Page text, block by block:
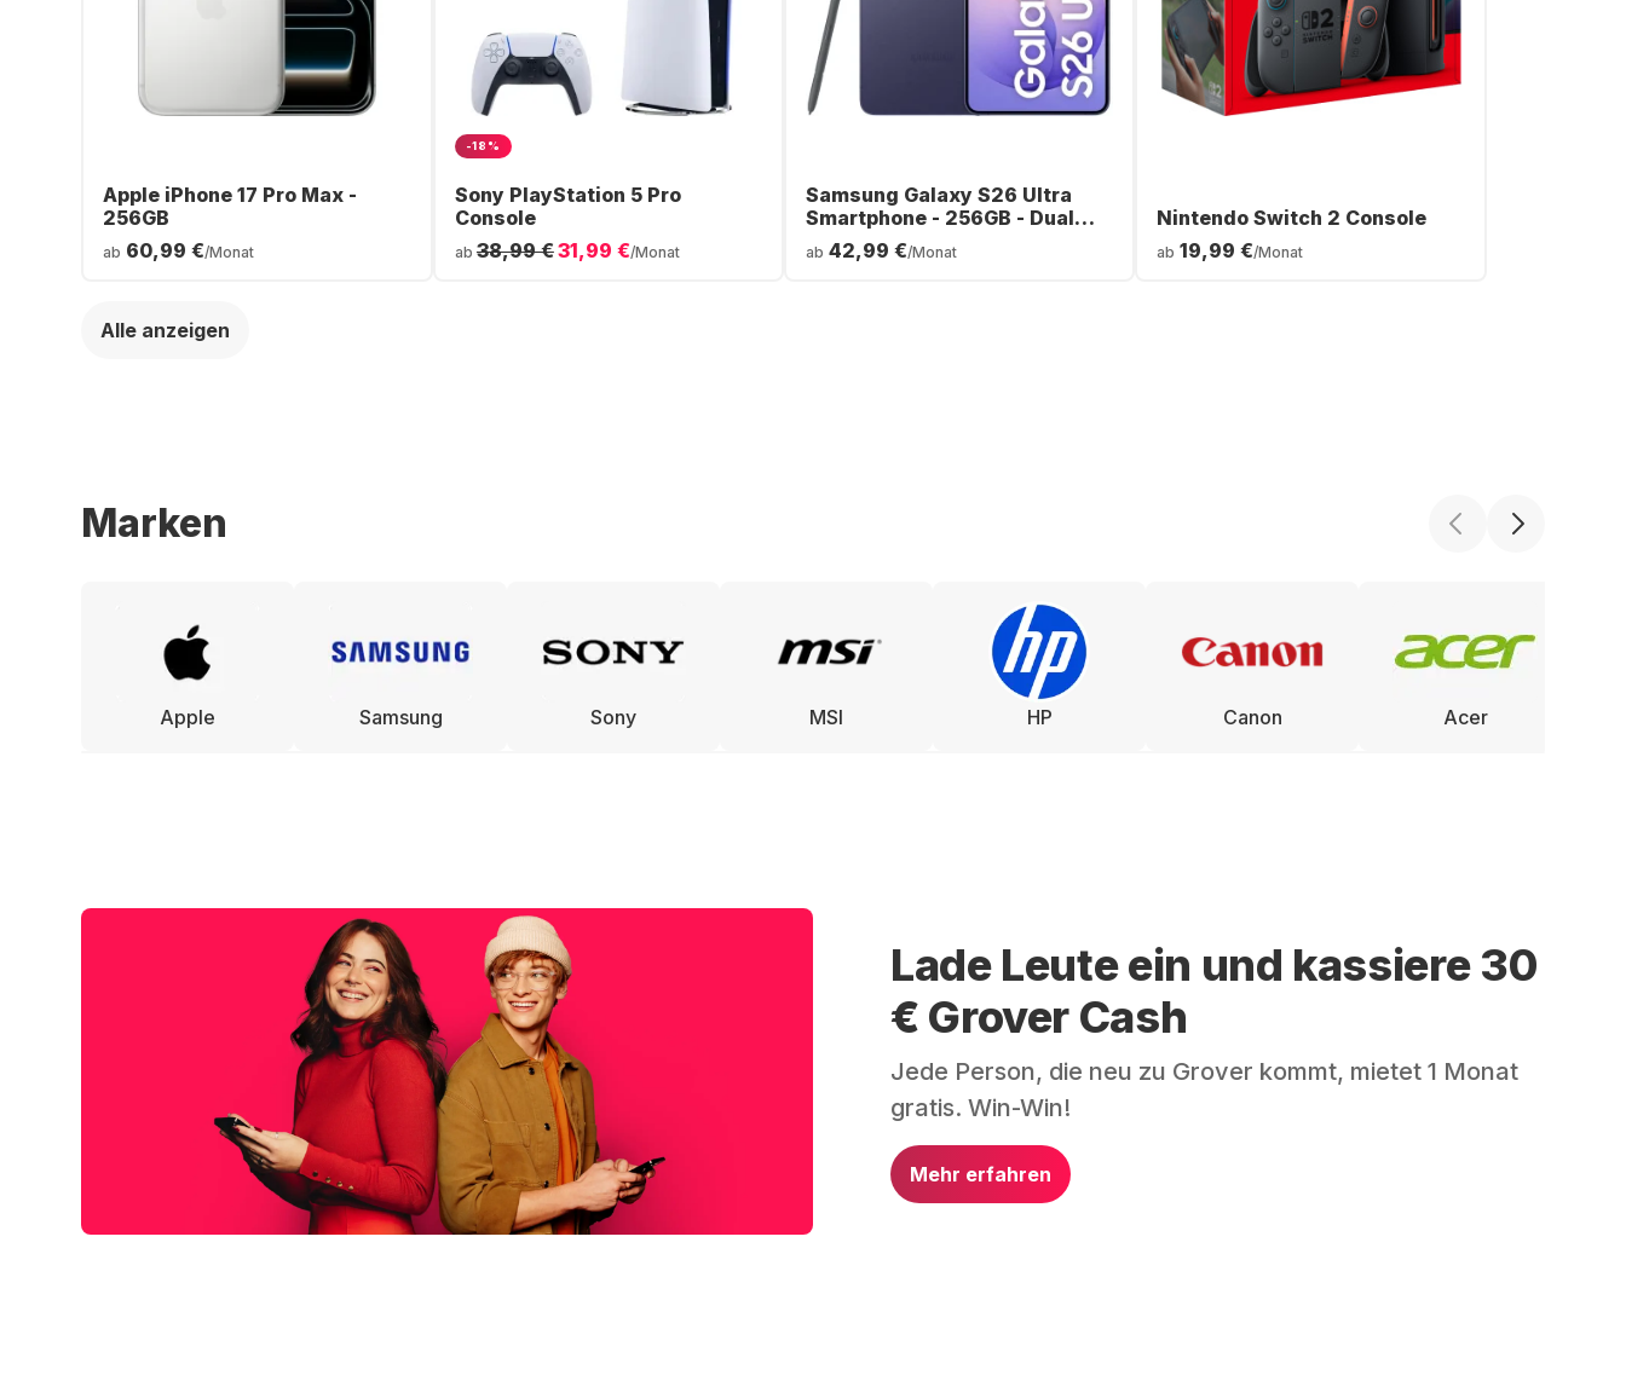
Apple iPhone 17 Pro Max -
256GB
ab 60,99 €/Monat
-18%
Sony PlayStation 5 Pro
Console
ab 38,99 €31,99 €/Monat
Samsung Galaxy S26 Ultra
Smartphone - 256GB - Dual
SIM
ab 42,99 €/Monat
Nintendo Switch 2 Console
ab 19,99 €/Monat
Alle anzeigen
Marken
Apple Samsung Sony MSI HP Canon Acer
Lade Leute ein und kassiere 30
€ Grover Cash
Jede Person, die neu zu Grover kommt, mietet 1 Monat
gratis. Win-Win!
Mehr erfahren